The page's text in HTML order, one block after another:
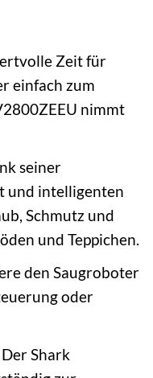
Zeit für
einfach zum
nimmt
seiner
und intelligenten
Schmutz und
und Teppichen.
den Saugroboter
oder
Der Shark